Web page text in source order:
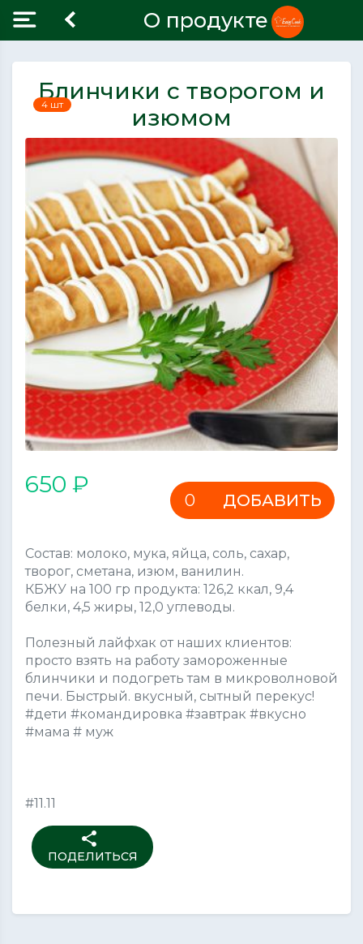
О продукте
Блинчики с творогом и
изюмом
4 шт
650 ₽
ДОБАВИТЬ
Состав: молоко, мука, яйца, соль, сахар,
творог, сметана, изюм, ванилин.
КБЖУ на 100 гр продукта: 126,2 ккал, 9,4
белки, 4,5 жиры, 12,0 углеводы.
Полезный лайфхак от наших клиентов:
просто взять на работу замороженные
блинчики и подогреть там в микроволновой
печи. Быстрый. вкусный, сытный перекус!
#дети #командировка #завтрак #вкусно
#мама # муж
#11.11
share
ПОДЕЛИТЬСЯ